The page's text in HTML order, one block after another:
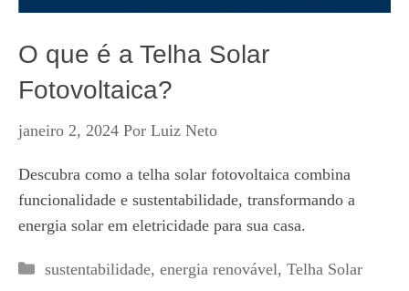
O que é a Telha Solar
Fotovoltaica?
janeiro 2, 2024 Por Luiz Neto
Descubra como a telha solar fotovoltaica combina
funcionalidade e sustentabilidade, transformando a
energia solar em eletricidade para sua casa.
Categorias
sustentabilidade, energia renovável, Telha Solar